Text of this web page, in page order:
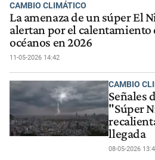
CAMBIO CLIMÁTICO
La amenaza de un súper El
alertan por el calentamiento
océanos en 2026
11-05-2026 14:42
CAMBIO
Señales
"Súper
llegada
08-05-2026